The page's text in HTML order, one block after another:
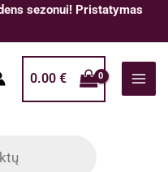
sezonui! Pristatymas
0.00 €